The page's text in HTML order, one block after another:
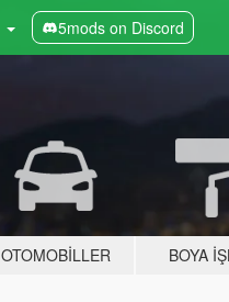
5mods on Discord
OTOMOBILLER BOYA